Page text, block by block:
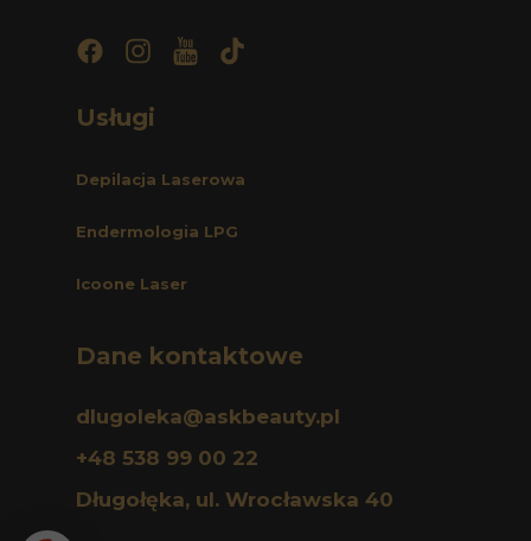
Usługi
Depilacja Laserowa
Endermologia LPG
Icoone Laser
Dane kontaktowe
dlugoleka@askbeauty.pl
+48 538 99 00 22
Długołęka, ul. Wrocławska 40
Najpopularniejsze
ZABIEGI
Endermolift
Geneo+
Endermologia Integral
Depilacja laserowa